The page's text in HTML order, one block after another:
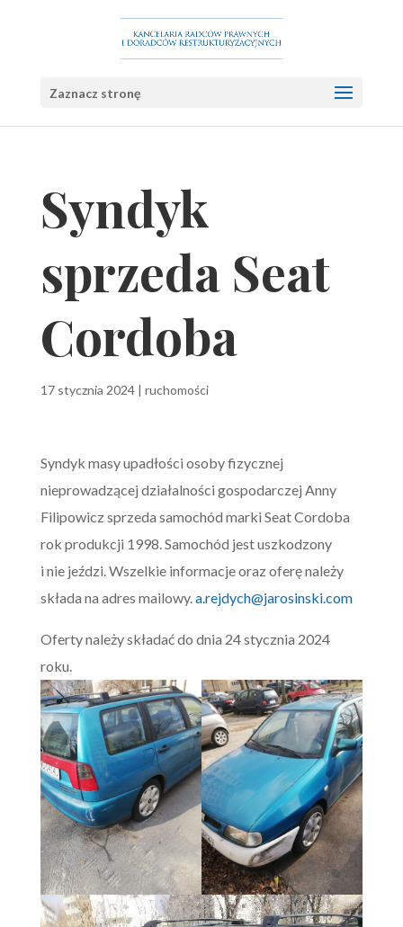
Zaznacz stronę
Syndyk
sprzeda Seat
Cordoba
17 stycznia 2024| ruchomości
Syndyk masy upadłości osoby fizycznej
nieprowadzącej działalności gospodarczej Anny
Filipowicz sprzeda samochód marki Seat Cordoba
rok produkcji 1998. Samochód jest uszkodzony
i nie jeździ. Wszelkie informacje oraz oferę należy
składa na adres mailowy.a.rejdych@jarosinski.com
Oferty należy składać do dnia 24 stycznia 2024
roku.